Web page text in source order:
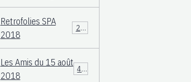
Retrofolies SPA
2018
25
Les Amis du 15 août
2018
40